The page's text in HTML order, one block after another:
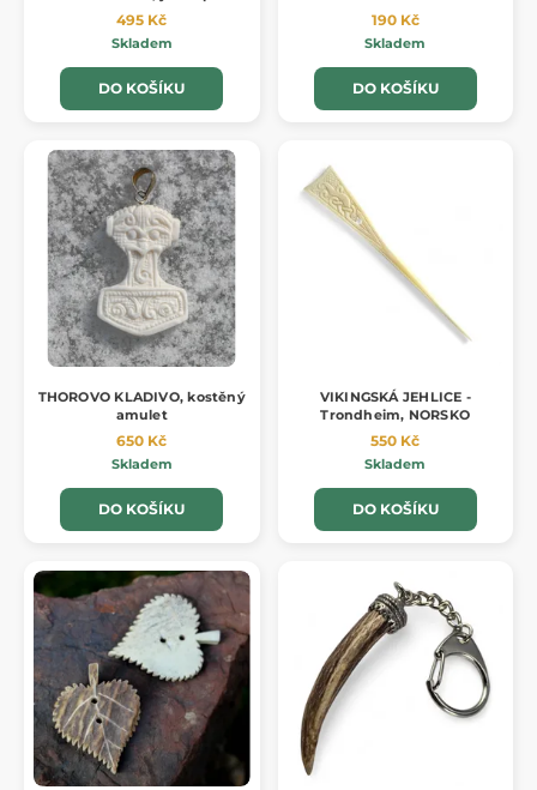
495 Kč
Skladem
DO KOŠÍKU
190 Kč
Skladem
DO KOŠÍKU
THOROVO KLADIVO, kostěný
amulet
650 Kč
Skladem
DO KOŠÍKU
VIKINGSKÁ JEHLICE -
Trondheim, NORSKO
550 Kč
Skladem
DO KOŠÍKU